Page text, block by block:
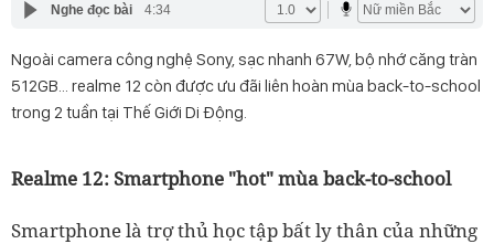
Nghe đọc bài 4:34
Ngoài camera công nghệ Sony, sạc nhanh 67W, bộ nhớ căng tràn
512GB… realme 12 còn được ưu đãi liên hoàn mùa back-to-school
trong 2 tuần tại Thế Giới Di Động.
Realme 12: Smartphone "hot" mùa back-to-school
Smartphone là trợ thủ học tập bất ly thân của những